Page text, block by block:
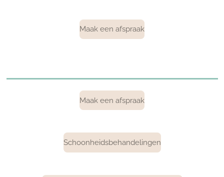
Maak een afspraak
Maak een afspraak
Schoonheidsbehandelingen